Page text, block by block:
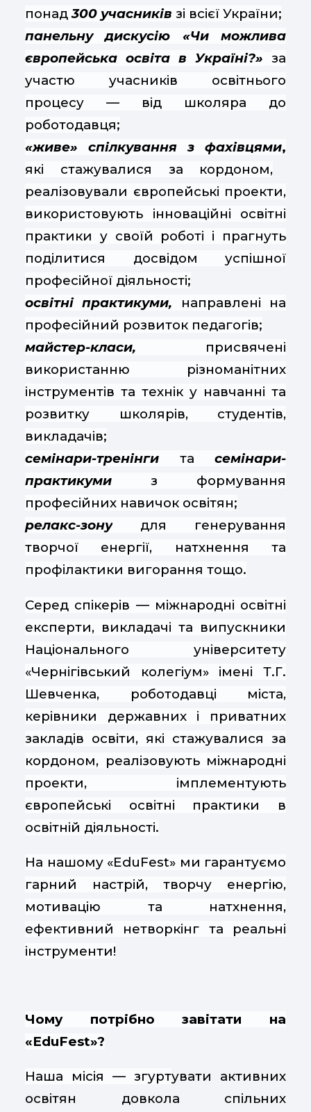
понад300 учасників зі всієї України;
панельну дискусію «Чи можлива
європейська освіта в Україні?» за
участю учасників освітнього
процесу — від школяра до
роботодавця;
«живе» спілкування з фахівцями,
які стажувалися за кордоном,
реалізовували європейські проекти,
використовують інноваційні освітні
практики у своїй роботі і прагнуть
поділитися досвідом успішної
професійної діяльності;
освітні практикуми, направлені на
професійний розвиток педагогів;
майстер-класи, присвячені
використанню різноманітних
інструментів та технік у навчанні та
розвитку школярів, студентів,
викладачів;
семінари-тренінги та семінари-
практикуми з формування
професійних навичок освітян;
релакс-зону для генерування
творчої енергії, натхнення та
профілактики вигорання тощо.
Серед спікерів — міжнародні освітні
експерти, викладачі та випускники
Національного університету
«Чернігівський колегіум» імені Т.Г.
Шевченка, роботодавці міста,
керівники державних і приватних
закладів освіти, які стажувалися за
кордоном, реалізовують міжнародні
проекти, імплементують
європейські освітні практики в
освітній діяльності.
На нашому «EduFest» ми гарантуємо
гарний настрій, творчу енергію,
мотивацію та натхнення,
ефективний нетворкінг та реальні
інструменти!
Чому потрібно завітати на
«EduFest»?
Наша місія — згуртувати активних
освітян довкола спільних